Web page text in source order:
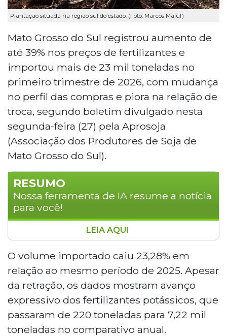
Plantação situada na região sul do estado. (Foto: Marcos Maluf)
Mato Grosso do Sul registrou aumento de
até 39% nos preços de fertilizantes e
importou mais de 23 mil toneladas no
primeiro trimestre de 2026, com mudança
no perfil das compras e piora na relação de
troca, segundo boletim divulgado nesta
segunda-feira (27) pela Aprosoja
(Associação dos Produtores de Soja de
Mato Grosso do Sul).
RESUMO
Nossa ferramenta de IA resume a notícia
para você!
Mato Grosso do Sul registrou aumento de
até 39% nos preços de fertilizantes no
primeiro trimestre de 2026, com
importações acima de 23 mil toneladas,
queda de 23,28% ante 2025, segundo a
Aprosoja. Fertilizantes potássicos
cresceram de 220 para 7,22 mil
toneladas. No Brasil, as importações
LEIA AQUI
O volume importado caiu 23,28% em
relação ao mesmo período de 2025. Apesar
da retração, os dados mostram avanço
expressivo dos fertilizantes potássicos, que
passaram de 220 toneladas para 7,22 mil
toneladas no comparativo anual.